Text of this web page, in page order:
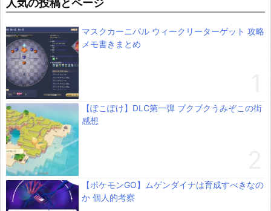
人気の投稿とページ
マスクカーニバル ウィークリーターゲット 攻略
メモ書きまとめ
【ぽこぽけ】DLC第一弾 ブクブクうみぞこの街
感想
【ポケモンGO】ムゲンダイナは育成すべきなの
か 個人的考察